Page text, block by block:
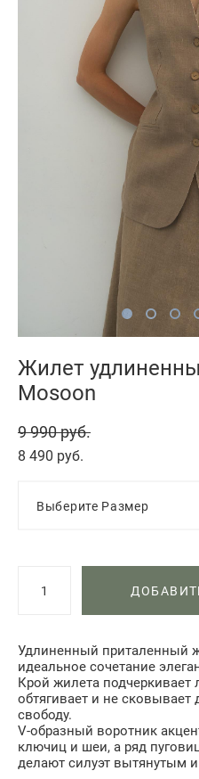
Жилет
Mosoon
9 990 pуб.
8 490 pуб.
Выберите Размер
Удлиненный приталенный
идеальное сочетание
Крой жилета
обтягивает и не сковывает
свободу.
V-образный воротник
ключиц и шеи, а ряд
делают силуэт вытянутым